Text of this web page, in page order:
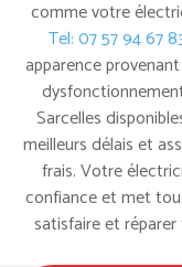
comme votre
Tel: 07 57 94 67
apparence
Sarcelles
meilleurs délais et
frais. Votre
confiance et met
satisfaire et